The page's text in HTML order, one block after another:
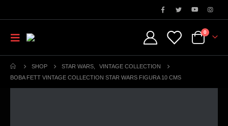
0
SHOP STAR WARS
VINTAGE COLLECTION
BOBA FETT VINTAGE COLLECTION STAR WARS FIGURA 10 CMS